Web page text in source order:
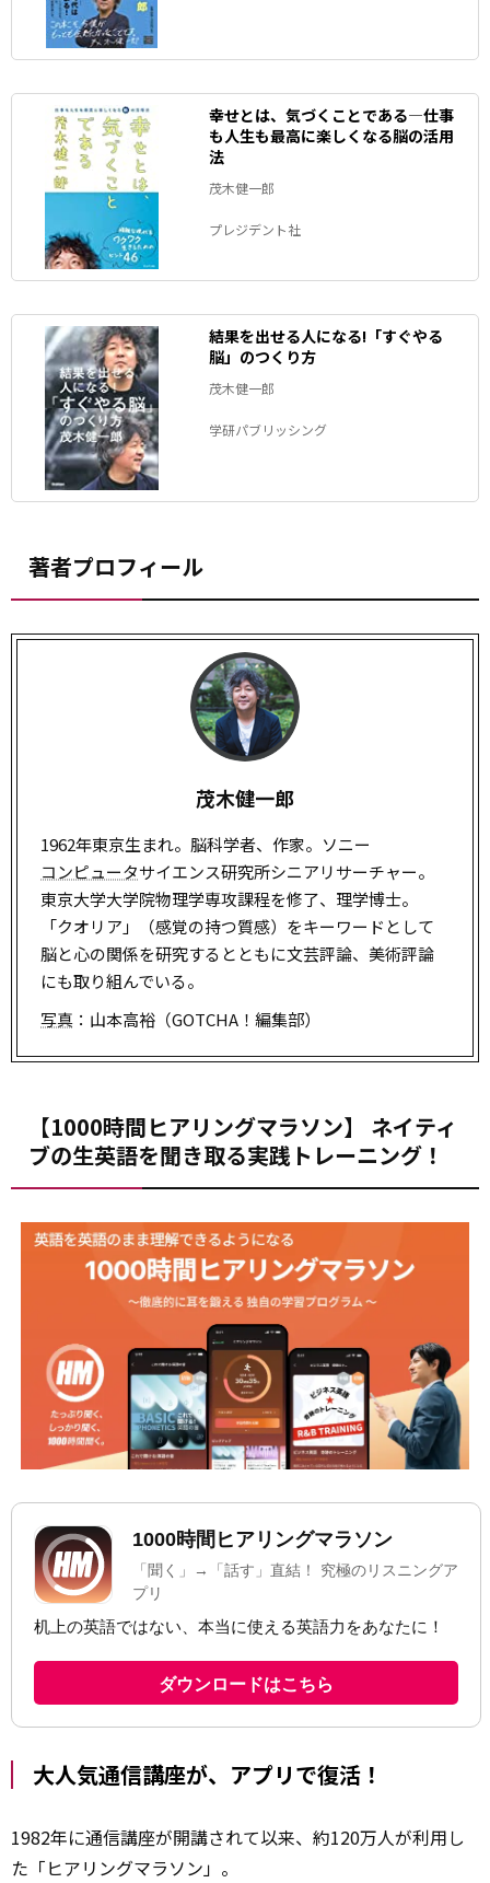
幸せとは、気づくことである―仕事
も人生も最高に楽しくなる脳の活用
法
茂木健一郎
プレジデント社
結果を出せる人になる!「すぐやる
脳」のつくり方
茂木健一郎
学研パブリッシング
著者プロフィール
茂木健一郎
1962年東京生まれ。脳科学者、作家。ソニー
コンピュータサイエンス研究所シニアリサーチャー。
東京大学大学院物理学専攻課程を修了、理学博士。
「クオリア」（感覚の持つ質感）をキーワードとして
脳と心の関係を研究するとともに文芸評論、美術評論
にも取り組んでいる。
写真 ：山本高裕（GOTCHA！編集部）
【1000時間ヒアリングマラソン】 ネイティ
ブの生英語を聞き取る実践トレーニング！
大人気通信講座が、アプリで復活！
1982年に通信講座が開講されて以来、約120万人が利用し
た「ヒアリングマラソン」。